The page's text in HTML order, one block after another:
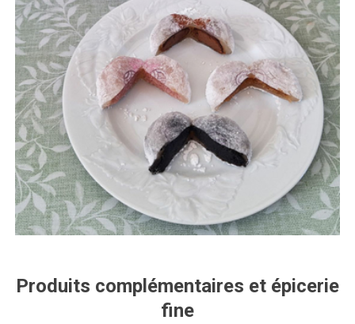
Produits complémentaires et épicerie
fine